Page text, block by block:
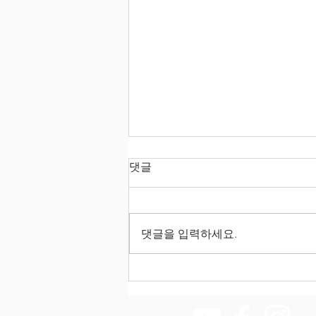
2026년 08월 09일 주보
● 오늘 예배에 새로 오신 분들을
교제를 나누어 주시기 바랍니다.
안내가 필요하신 분들은 새가족 도
댓글
댓글을 입력하세요.